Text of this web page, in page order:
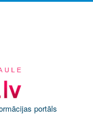
portāls